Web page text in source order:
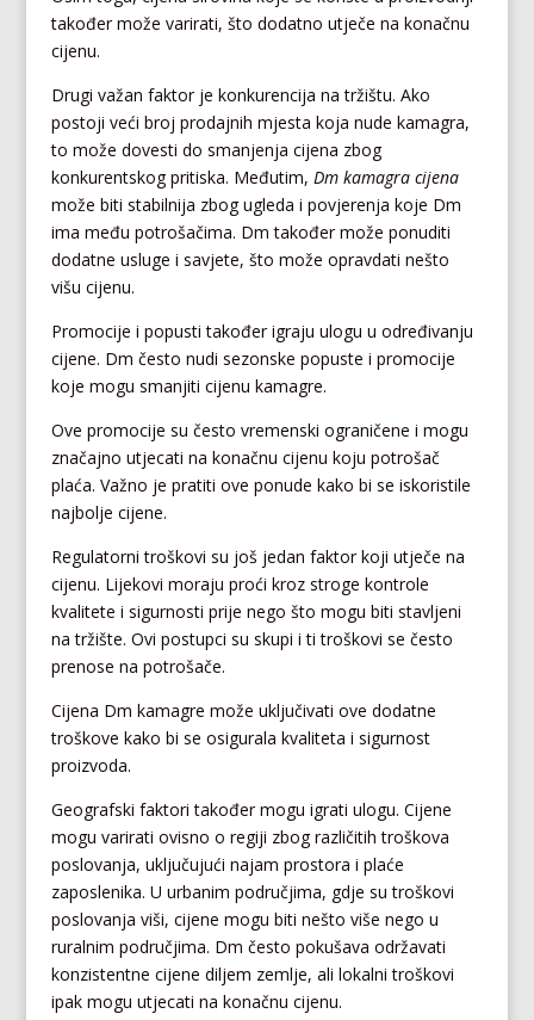
također može varirati, što dodatno utječe na konačnu
cijenu.
Drugi važan faktor je konkurencija na tržištu. Ako
postoji veći broj prodajnih mjesta koja nude kamagra,
to može dovesti do smanjenja cijena zbog
konkurentskog pritiska. Međutim, Dm kamagra cijena
može biti stabilnija zbog ugleda i povjerenja koje Dm
ima među potrošačima. Dm također može ponuditi
dodatne usluge i savjete, što može opravdati nešto
višu cijenu.
Promocije i popusti također igraju ulogu u određivanju
cijene. Dm često nudi sezonske popuste i promocije
koje mogu smanjiti cijenu kamagre.
Ove promocije su često vremenski ograničene i mogu
značajno utjecati na konačnu cijenu koju potrošač
plaća. Važno je pratiti ove ponude kako bi se iskoristile
najbolje cijene.
Regulatorni troškovi su još jedan faktor koji utječe na
cijenu. Lijekovi moraju proći kroz stroge kontrole
kvalitete i sigurnosti prije nego što mogu biti stavljeni
na tržište. Ovi postupci su skupi i ti troškovi se često
prenose na potrošače.
Cijena Dm kamagre može uključivati ove dodatne
troškove kako bi se osigurala kvaliteta i sigurnost
proizvoda.
Geografski faktori također mogu igrati ulogu. Cijene
mogu varirati ovisno o regiji zbog različitih troškova
poslovanja, uključujući najam prostora i plaće
zaposlenika. U urbanim područjima, gdje su troškovi
poslovanja viši, cijene mogu biti nešto više nego u
ruralnim područjima. Dm često pokušava održavati
konzistentne cijene diljem zemlje, ali lokalni troškovi
ipak mogu utjecati na konačnu cijenu.